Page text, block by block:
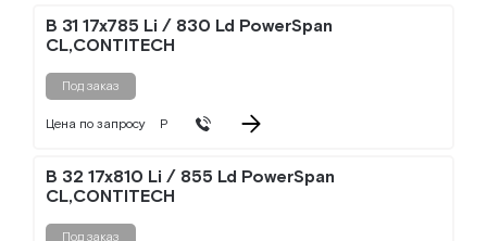
B 31 17x785 Li / 830 Ld PowerSpan
CL,CONTITECH
Под заказ
Цена по запросу Р
B 32 17x810 Li / 855 Ld PowerSpan
CL,CONTITECH
Под заказ